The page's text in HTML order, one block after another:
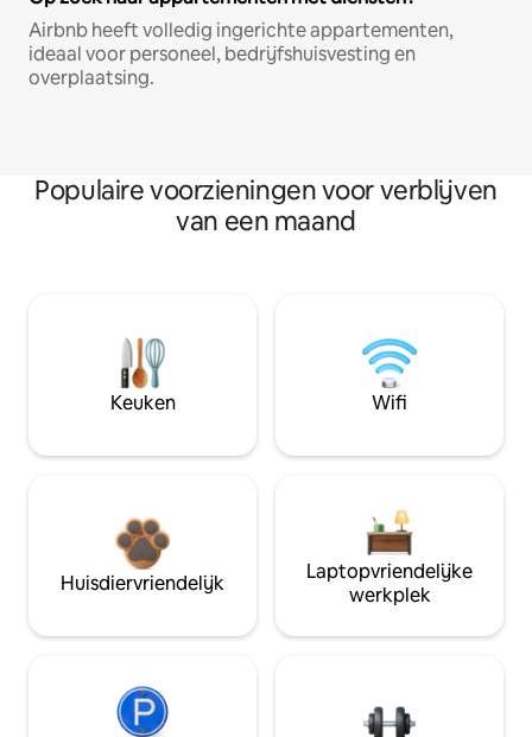
Airbnb heeft volledig ingerichte appartementen,
ideaal voor personeel, bedrijfshuisvesting en
overplaatsing.
Populaire voorzieningen voor verblijven
van een maand
Keuken Wifi
Huisdiervriendelijk
Laptopvriendelijke
werkplek